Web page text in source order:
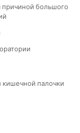
причиной большого
кишечной палочки